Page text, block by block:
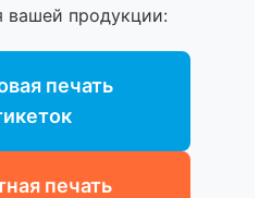
вашей продукции:
печать
печать